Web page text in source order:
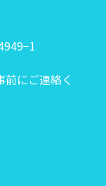
にご連絡く